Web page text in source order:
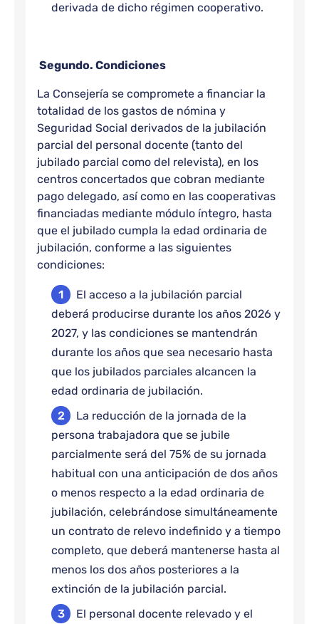
derivada de dicho régimen cooperativo.
Segundo. Condiciones
La Consejería se compromete a financiar la
totalidad de los gastos de nómina y
Seguridad Social derivados de la jubilación
parcial del personal docente (tanto del
jubilado parcial como del relevista), en los
centros concertados que cobran mediante
pago delegado, así como en las cooperativas
financiadas mediante módulo íntegro, hasta
que el jubilado cumpla la edad ordinaria de
jubilación, conforme a las siguientes
condiciones:
El acceso a la jubilación parcial
deberá producirse durante los años 2026 y
2027, y las condiciones se mantendrán
durante los años que sea necesario hasta
que los jubilados parciales alcancen la
edad ordinaria de jubilación.
La reducción de la jornada de la
persona trabajadora que se jubile
parcialmente será del 75% de su jornada
habitual con una anticipación de dos años
o menos respecto a la edad ordinaria de
jubilación, celebrándose simultáneamente
un contrato de relevo indefinido y a tiempo
completo, que deberá mantenerse hasta al
menos los dos años posteriores a la
extinción de la jubilación parcial.
El personal docente relevado y el